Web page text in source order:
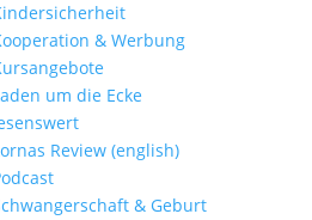
& Werbung
um die Ecke
Review (english)
& Geburt